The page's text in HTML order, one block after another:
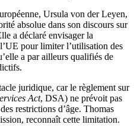
Ursula von der Leyen,
absolue dans son discours sur
a déclaré envisager la
pour limiter l’utilisation des
a par ailleurs qualifiés de
juridique, car le règlement sur
Act, DSA) ne prévoit pas
restrictions d’âge. Thomas
reconnaît cette limitation.